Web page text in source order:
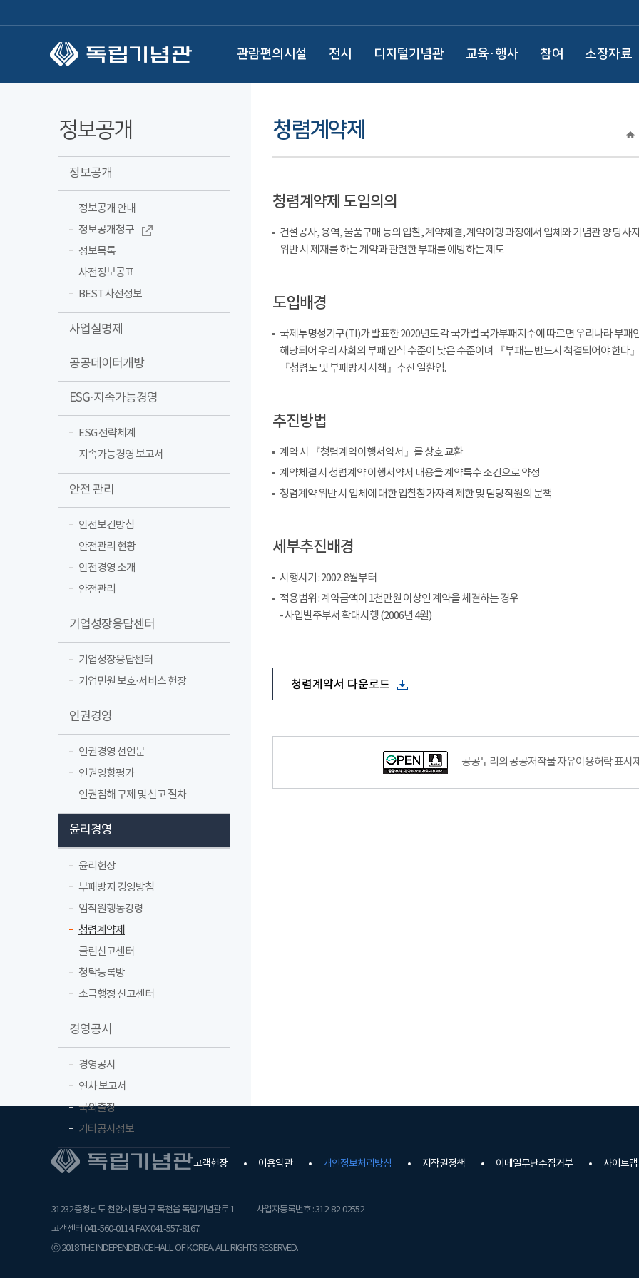
관람편의시설 전시 디지털기념관 교육·행사 참여 소장자료
정보공개
정보공개
정보공개 안내
정보공개청구
정보목록
사전정보공표
BEST 사전정보
사업실명제
공공데이터개방
ESG·지속가능경영
ESG 전략체계
지속가능경영 보고서
안전 관리
안전보건방침
안전관리 현황
안전경영 소개
안전관리
기업성장응답센터
기업성장응답센터
기업민원 보호·서비스 헌장
인권경영
인권경영 선언문
인권영향평가
인권침해 구제 및 신고 절차
윤리경영
윤리헌장
부패방지 경영방침
임직원행동강령
청렴계약제
클린신고센터
청탁등록방
소극행정 신고센터
경영공시
경영공시
연차 보고서
국외출장
기타공시정보
청렴계약제
청렴계약제 도입의의
건설공사, 용역, 물품구매 등의 입찰, 계약체결, 계약이행 과정에서 업체와 기념관 양 당사
위반 시 제재를 하는 계약과 관련한 부패를 예방하는 제도
도입배경
국제투명성기구(TI)가 발표한 2020년도 각 국가별 국가부패지수에 따르면 우리나라 부패
해당되어 우리 사회의 부패 인식 수준이 낮은 수준이며 『부패는 반드시 척결되어야 한다
『청렴도 및 부패방지 시책』추진 일환임.
추진방법
계약 시 『청렴계약이행서약서』를 상호 교환
계약체결 시 청렴계약 이행서약서 내용을 계약특수 조건으로 약정
청렴계약 위반 시 업체에 대한 입찰참가자격 제한 및 담당직원의 문책
세부추진배경
시행시기 : 2002. 8월부터
적용범위 : 계약금액이 1천만원 이상인 계약을 체결하는 경우
- 사업발주부서 확대시행 (2006년 4월)
청렴계약서 다운로드
공공누리의 공공저작물 자유이용허락 표시
고객헌장 이용약관 개인정보처리방침 저작권정책 이메일무단수집거부 사이트맵
31232 충청남도 천안시 동남구 목천읍 독립기념관로 1
사업자등록번호 : 312-82-02552
고객센터 041-560-0114. FAX 041-557-8167.
ⓒ 2018 THE INDEPENDENCE HALL OF KOREA. ALL RIGHTS RESERVED.